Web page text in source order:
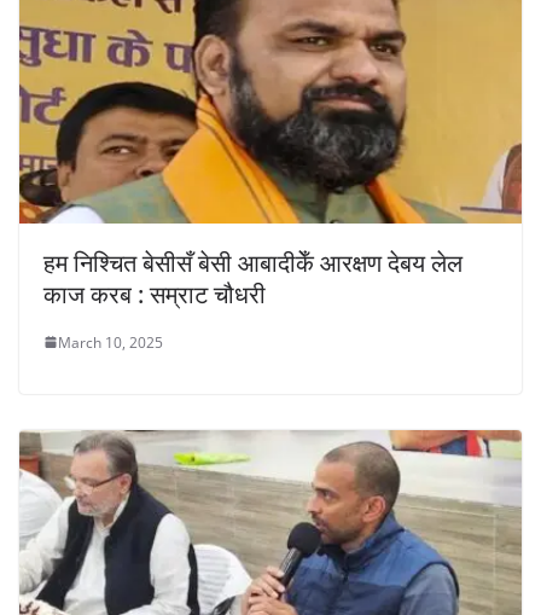
हम निश्चित बेसीसँ बेसी आबादीकेँ आरक्षण देबय लेल
काज करब : सम्राट चौधरी
March 10, 2025